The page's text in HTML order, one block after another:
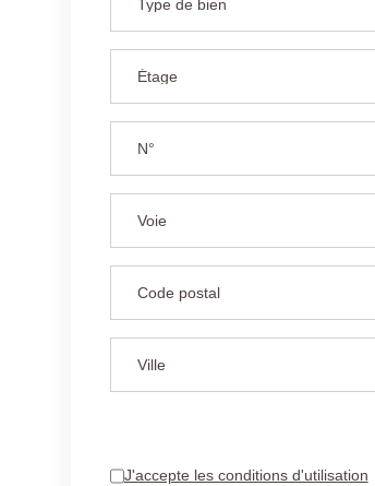
J'accepte les conditions d'utilisation